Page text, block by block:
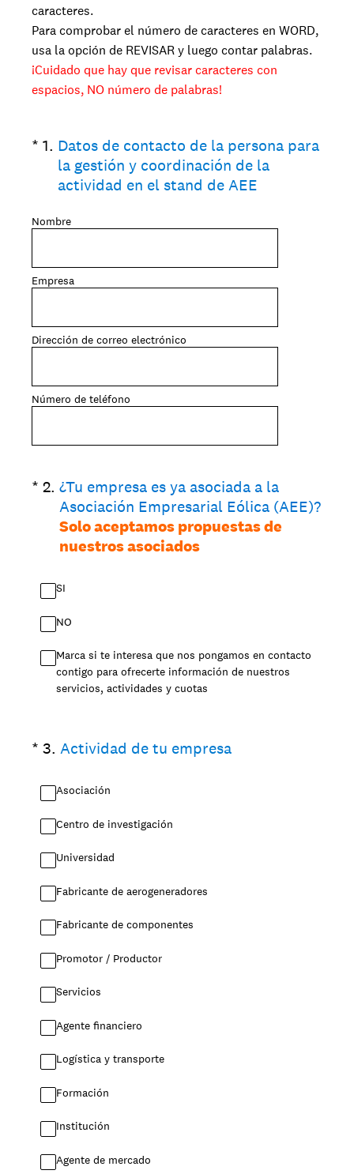
caracteres.
Para comprobar el número de caracteres en WORD,
usa la opción de REVISAR y luego contar palabras.
¡Cuidado que hay que revisar caracteres con
espacios, NO número de palabras!
* 1. Datos de contacto de la persona para
la gestión y coordinación de la
actividad en el stand de AEE
(Obligatorio).
Nombre
Empresa
Dirección de correo electrónico
Número de teléfono
* 2. ¿Tu empresa es ya asociada a la
Asociación Empresarial Eólica (AEE)?
Solo aceptamos propuestas de
nuestros asociados
(Obligatorio).
SI
NO
Marca si te interesa que nos pongamos en contacto
contigo para ofrecerte información de nuestros
servicios, actividades y cuotas
* 3. Actividad de tu empresa
(Obligatorio).
Asociación
Centro de investigación
Universidad
Fabricante de aerogeneradores
Fabricante de componentes
Promotor / Productor
Servicios
Agente financiero
Logística y transporte
Formación
Institución
Agente de mercado